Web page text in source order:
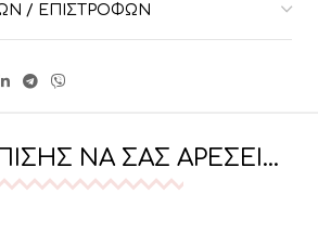
/ ΕΠΙΣΤΡΟΦΏΝ
ΝΑ ΣΑΣ ΑΡΈΣΕΙ…